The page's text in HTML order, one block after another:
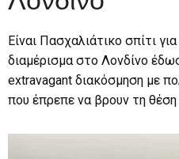
Είναι Πασχαλιάτικο σπίτι
διαμέρισμα στο Λονδίνο
extravagant διακόσμηση με
που έπρεπε να βρουν τη